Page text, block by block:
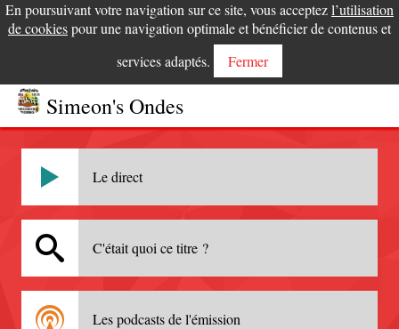
En poursuivant votre navigation sur ce site, vous acceptezl’utilisation
de cookiespour une navigation optimale et bénéficier de contenus et
services adaptés.
Fermer
Simeon's Ondes
Le direct
C'était quoi ce titre ?
Les podcasts de l'émission